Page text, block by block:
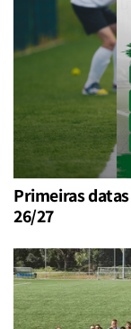
Primeiras
26/27